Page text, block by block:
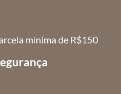
mínima de R$150